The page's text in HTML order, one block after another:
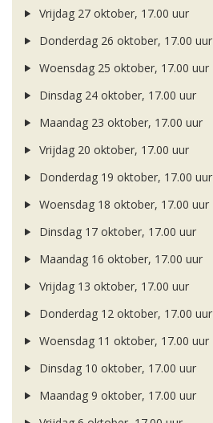
Vrijdag 27 oktober, 17.00 uur
Donderdag 26 oktober, 17.00 uur
Woensdag 25 oktober, 17.00 uur
Dinsdag 24 oktober, 17.00 uur
Maandag 23 oktober, 17.00 uur
Vrijdag 20 oktober, 17.00 uur
Donderdag 19 oktober, 17.00 uur
Woensdag 18 oktober, 17.00 uur
Dinsdag 17 oktober, 17.00 uur
Maandag 16 oktober, 17.00 uur
Vrijdag 13 oktober, 17.00 uur
Donderdag 12 oktober, 17.00 uur
Woensdag 11 oktober, 17.00 uur
Dinsdag 10 oktober, 17.00 uur
Maandag 9 oktober, 17.00 uur